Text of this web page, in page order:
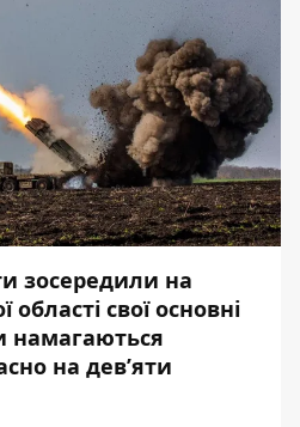
зосередили на
області свої основні
намагаються
на девʼяти